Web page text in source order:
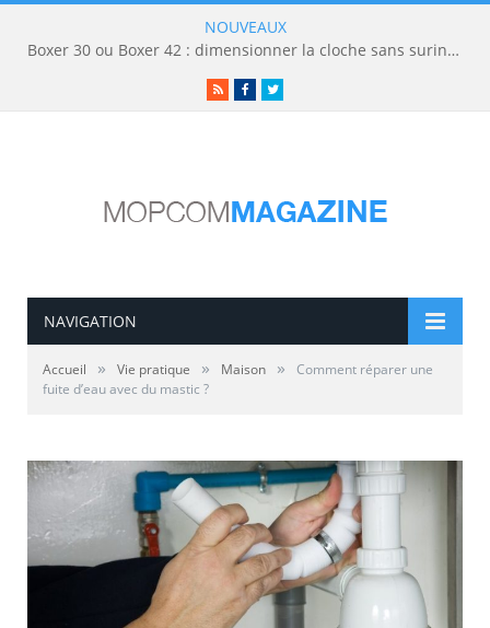
NOUVEAUX
Boxer 30 ou Boxer 42 : dimensionner la cloche sans surinvestir
RSSFacebookTwitter
NAVIGATION
Accueil » Vie pratique » Maison »
Comment réparer une
fuite d’eau avec du mastic ?